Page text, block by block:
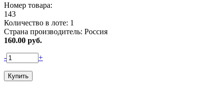
Номер товара:
143
Количество в лоте: 1
Страна производитель: Россия
160.00 руб.
- +